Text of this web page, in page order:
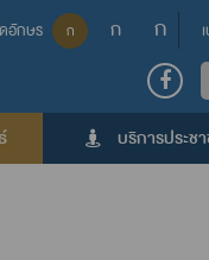
อักษร ก ก ก
บริการประช